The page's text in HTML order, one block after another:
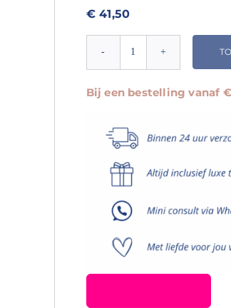
€41,50
Essentia
Peptide
Eye
aantal
Bij een bestelling vanaf